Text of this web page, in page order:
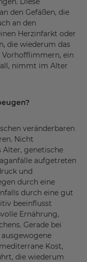
den Gefäßen, die
an den
Herzinfarkt oder
die wiederum das
Vorhofflimmern, ein
nimmt im Alter
veränderbaren
Nicht
Alter, genetische
aufgetreten
und
durch eine
durch eine gut
beeinflusst
Ernährung,
Gerade bei
Kost,
die wiederum